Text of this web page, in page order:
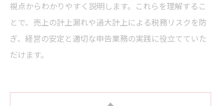
視点からわかりやすく説明します。これらを理解するこ
とで、売上の計上漏れや過大計上による税務リスクを防
ぎ、経営の安定と適切な申告業務の実践に役立てていた
だけます。